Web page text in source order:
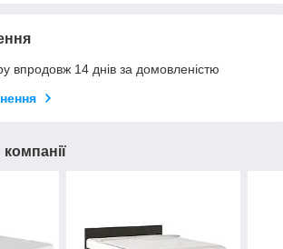
впродовж 14 днів за домовленістю